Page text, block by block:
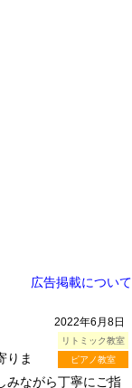
広告掲載について
2022年6月8日
リトミック教室
ピアノ教室
りま
みながら丁寧にご指